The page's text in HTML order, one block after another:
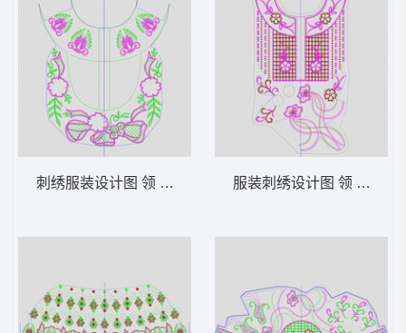
刺绣服装设计图 领 衣边下摆 中东阿拉伯 泰服装刺绣设计图 领 衣边下